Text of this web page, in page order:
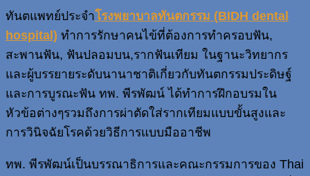
ทันตแพทย์ประจำโรงพยาบาลทันตกรรม (BIDH dental
hospital) ทำการรักษาคนไข้ที่ต้องการทำครอบฟัน,
สะพานฟัน, ฟันปลอมบน,รากฟันเทียม ในฐานะวิทยากร
และผู้บรรยายระดับนานาชาติเกี่ยวกับทันตกรรมประดิษฐ์
และการบูรณะฟัน ทพ. พีรพัฒน์ ได้ทำการฝึกอบรมใน
หัวข้อต่างๆรวมถึงการผ่าตัดใส่รากเทียมแบบขั้นสูงและ
การวินิจฉัยโรคด้วยวิธีการแบบมืออาชีพ
ทพ. พีรพัฒน์เป็นบรรณาธิการและคณะกรรมการของ Thai